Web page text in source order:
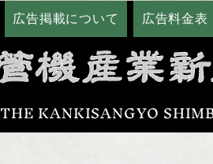
広告掲載について 広告料金表
THE KANKISANGYO